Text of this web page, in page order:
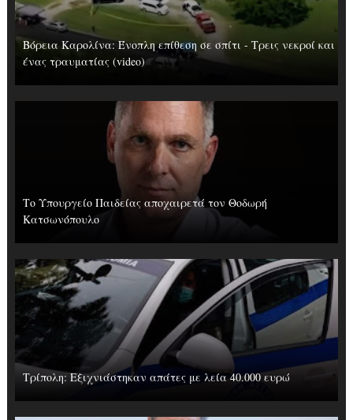
Βόρεια Καρολίνα: Ένοπλη επίθεση σε σπίτι - Τρεις νεκροί και
ένας τραυματίας (video)
Το Υπουργείο Παιδείας αποχαιρετά τον Θοδωρή
Κατσωνόπουλο
Τρίπολη: Εξιχνιάστηκαν απάτες με λεία 40.000 ευρώ